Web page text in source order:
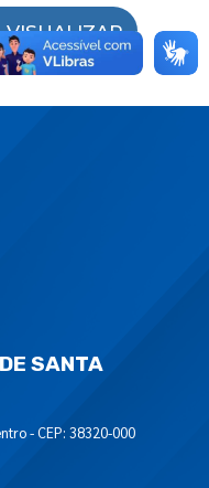
VISUALIZAR
SANTA
- CEP: 38320-000